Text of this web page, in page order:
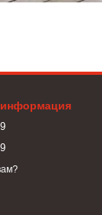
информация